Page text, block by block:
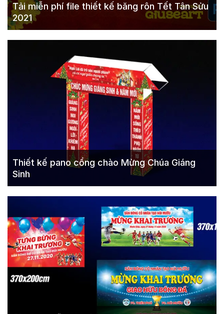
Tải miễn phí file thiết kế băng rôn Tết Tân Sửu
2021
Thiết kế pano cổng chào Mừng Chúa Giáng
Sinh